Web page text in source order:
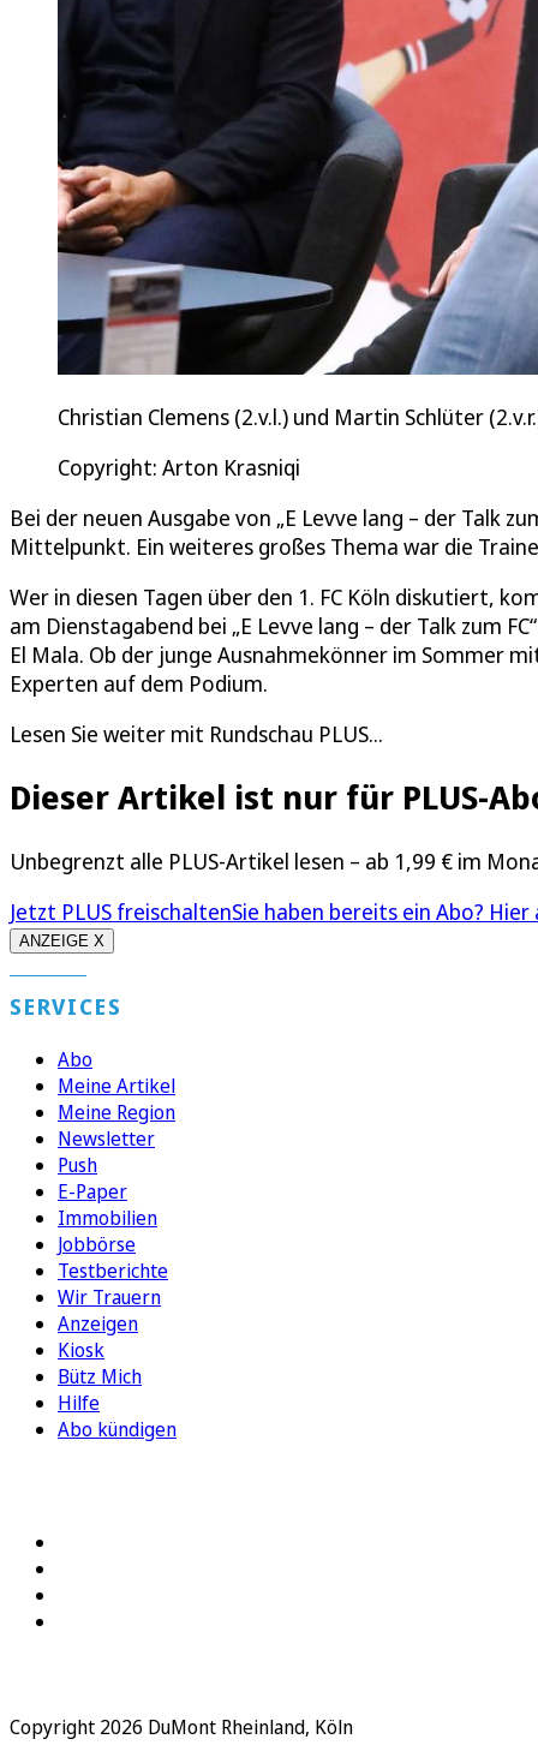
Christian Clemens (2.v.l.) und Martin Schlüter
Copyright: Arton Krasniqi
Bei der neuen Ausgabe von „E Levve lang – der Talk
Mittelpunkt. Ein weiteres großes Thema war die
Wer in diesen Tagen über den 1. FC Köln diskutiert,
am Dienstagabend bei „E Levve lang – der Talk zum
El Mala. Ob der junge Ausnahmekönner im Sommer
Experten auf dem Podium.
Lesen Sie weiter mit Rundschau PLUS...
Dieser Artikel ist nur für PLUS-
Unbegrenzt alle PLUS-Artikel lesen – ab 1,99 € im
Jetzt PLUS freischaltenSie haben bereits ein Abo? Hier
ANZEIGE X
SERVICES
Abo
Meine Artikel
Meine Region
Newsletter
Push
E-Paper
Immobilien
Jobbörse
Testberichte
Wir Trauern
Anzeigen
Kiosk
Bütz Mich
Hilfe
Abo kündigen
Copyright 2026 DuMont Rheinland, Köln